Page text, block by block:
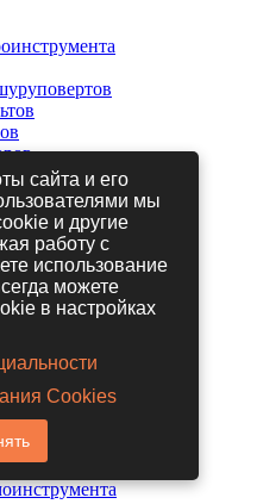
пил
фенов
машин
лобзиков
ножниц
пил
рубанков
сайта и его
мы
и другие
работу с
использование
можете
в настройках
Cookies